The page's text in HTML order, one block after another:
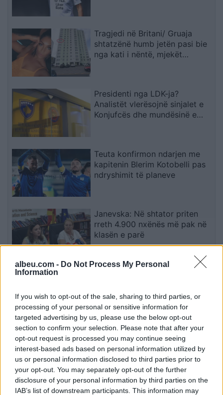
albeu.com - Do Not Process My Personal
Information
If you wish to opt-out of the sale, sharing to third parties, or
processing of your personal or sensitive information for
targeted advertising by us, please use the below opt-out
section to confirm your selection. Please note that after your
opt-out request is processed you may continue seeing
interest-based ads based on personal information utilized by
us or personal information disclosed to third parties prior to
your opt-out. You may separately opt-out of the further
disclosure of your personal information by third parties on the
IAB’s list of downstream participants. This information may
Tragjedi në Britani/ Gruaja
shtatzënë humb jetën pasi bie
nga kati i nëntë, mjekët
Presidenti nga LDK-ja?
Analistët vlerësojnë sinjalet e
Konjufcës dhe mundësinë e
Teuta konfirmon ndarjen me
kapitenin Blerim Kotobelli pas
ndryshimit të planeve
Janevska: Në shtator priten
rreth 4.900 nxënës më pak në
klasën e parë
për krime lufte në Kosovë
Misteri rreth takimit sekret
Pezeshkian-Khamenei në
Teheran! Ata ishin në një
makinë me xhama të errët,
duke e dëgjuar njëri-tjetrin, por
pa e parë